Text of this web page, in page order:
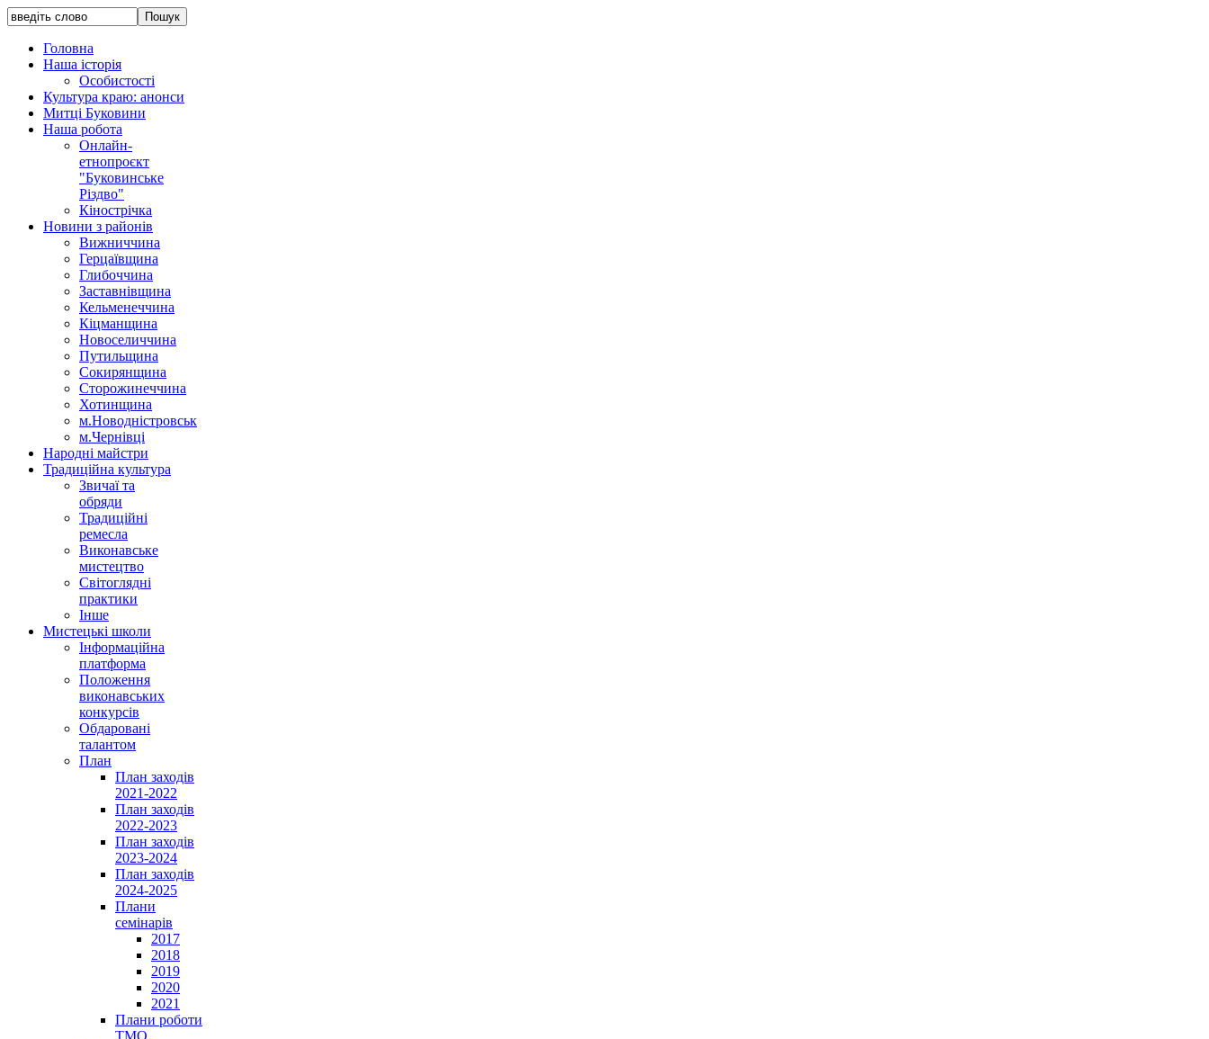
Головна
Наша історія
Особистості
Культура краю: анонси
Митці Буковини
Наша робота
Онлайн-
етнопроєкт
"Буковинське
Різдво"
Кінострічка
Новини з районів
Вижниччина
Герцаївщина
Глибоччина
Заставнівщина
Кельменеччина
Кіцманщина
Новоселиччина
Путильщина
Сокирянщина
Сторожинеччина
Хотинщина
м.Новодністровськ
м.Чернівці
Народні майстри
Традиційна культура
Звичаї та
обряди
Традиційні
ремесла
Виконавське
мистецтво
Світоглядні
практики
Інше
Мистецькі школи
Інформаційна
платформа
Положення
виконавських
конкурсів
Обдаровані
талантом
План
План заходів
2021-2022
План заходів
2022-2023
План заходів
2023-2024
План заходів
2024-2025
Плани
семінарів
2017
2018
2019
2020
2021
Плани роботи
ТМО